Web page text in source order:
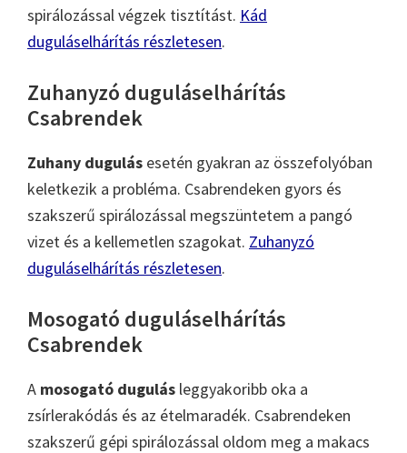
spirálozással végzek tisztítást. Kád
duguláselhárítás részletesen.
Zuhanyzó duguláselhárítás
Csabrendek
Zuhany dugulás esetén gyakran az összefolyóban
keletkezik a probléma. Csabrendeken gyors és
szakszerű spirálozással megszüntetem a pangó
vizet és a kellemetlen szagokat. Zuhanyzó
duguláselhárítás részletesen.
Mosogató duguláselhárítás
Csabrendek
A mosogató dugulás leggyakoribb oka a
zsírlerakódás és az ételmaradék. Csabrendeken
szakszerű gépi spirálozással oldom meg a makacs